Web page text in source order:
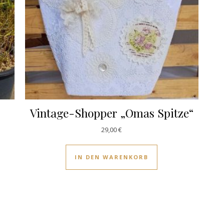
Vintage-Shopper „Omas Spitze“
29,00€
IN DEN WARENKORB